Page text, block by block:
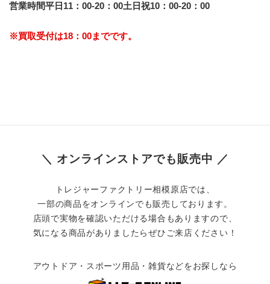
営業時間平日11：00-20：00土日祝10：00-20：00
※買取受付は18：00までです。
＼ オンラインストアでも販売中 ／
トレジャーファクトリー相模原店では、
一部の商品をオンラインでも販売しております。
店頭で実物を確認いただける場合もありますので、
気になる商品がありましたらぜひご来店ください！
アウトドア・スポーツ用品・雑貨などをお探しなら